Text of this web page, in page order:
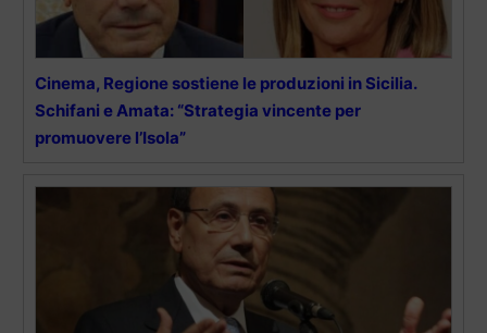
Cinema, Regione sostiene le produzioni in Sicilia.
Schifani e Amata: “Strategia vincente per
promuovere l’Isola”